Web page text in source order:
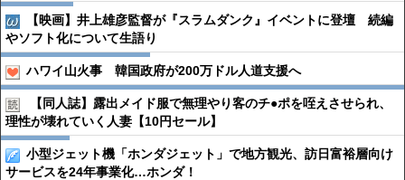
【映画】井上雄彦監督が『スラムダンク』イベントに登壇 続編
やソフト化について生語り
ハワイ山火事 韓国政府が200万ドル人道支援へ
【同人誌】露出メイド服で無理やり客のチ●︎ポを咥えさせられ、
理性が壊れていく人妻【10円セール】
小型ジェット機「ホンダジェット」で地方観光、訪日富裕層向け
サービスを24年事業化…ホンダ！